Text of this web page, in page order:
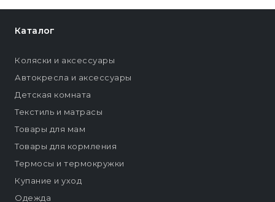
Каталог
Коляски и аксессуары
Автокресла и аксессуары
Детская комната
Текстиль и матрасы
Товары для мам
Товары для кормления
Термосы и термокружки
Купание и уход
Одежда